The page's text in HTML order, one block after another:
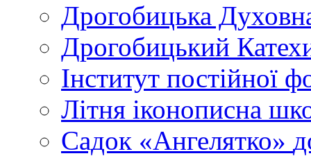
Дрогобицька
Дрогобицький
Інститут постійної
Літня іконописна
Садок «Ангелятко»